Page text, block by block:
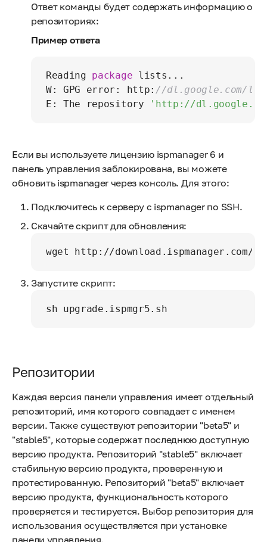
Ответ команды будет содержать информацию о
репозиториях:
Пример ответа
Reading package lists...
W: GPG error: http: //dl.google.com/
E: The repository
'http://
Если вы используете лицензию ispmanager 6 и
панель управления заблокирована, вы можете
обновить ispmanager через консоль. Для этого:
Подключитесь к серверу с ispmanager по SSH.
Скачайте скрипт для обновления:
wget http://download.ispmanager.com/
Запустите скрипт:
sh upgrade.ispmgr5.sh
Репозитории
Каждая версия панели управления имеет отдельный
репозиторий, имя которого совпадает с именем
версии. Также существуют репозитории "beta5" и
"stable5", которые содержат последнюю доступную
версию продукта. Репозиторий "stable5" включает
стабильную версию продукта, проверенную и
протестированную. Репозиторий "beta5" включает
версию продукта, функциональность которого
проверяется и тестируется. Выбор репозитория для
использования осуществляется при установке